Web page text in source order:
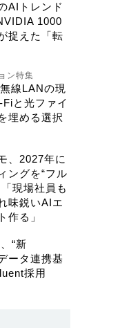
AIトレンド
1000
捉えた「転
ン特集
線LANの現
と光ファイ
埋める選択
、2027年に
ングを“フル
現場社員も
味鋭いAIエ
作る」
“新
ータ連携基
採用